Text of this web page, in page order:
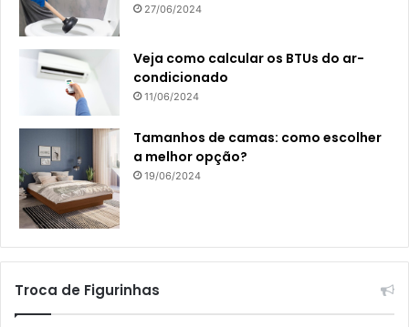
27/06/2024
Veja como calcular os BTUs do ar-
condicionado
11/06/2024
Tamanhos de camas: como escolher
a melhor opção?
19/06/2024
Troca de Figurinhas